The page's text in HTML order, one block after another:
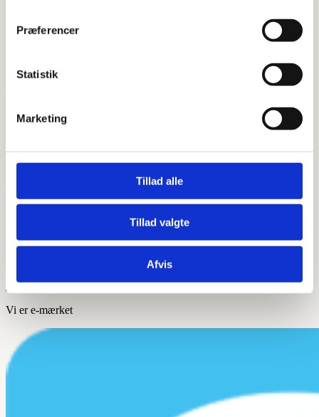
Præferencer
Statistik
Marketing
Tillad alle
Tillad valgte
Afvis
Kontakt os
Handelsbetingelser
Sitemap
Privatlivspolitik
Vi er e-mærket